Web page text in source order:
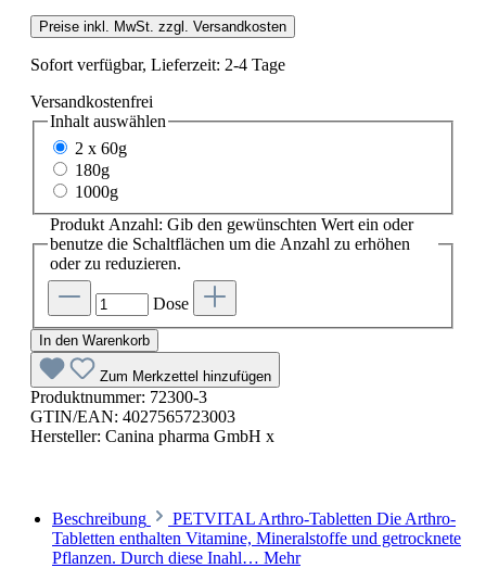
Preise inkl. MwSt. zzgl. Versandkosten
Sofort verfügbar, Lieferzeit: 2-4 Tage
Versandkostenfrei
Inhalt auswählen
2 x 60g
180g
1000g
Produkt Anzahl: Gib den gewünschten Wert ein oder
benutze die Schaltflächen um die Anzahl zu erhöhen
oder zu reduzieren.
Dose
In den Warenkorb
Zum Merkzettel hinzufügen
Produktnummer: 72300-3
GTIN/EAN: 4027565723003
Hersteller: Canina pharma GmbH x
Beschreibung
PETVITAL Arthro-Tabletten Die Arthro-
Tabletten enthalten Vitamine, Mineralstoffe und getrocknete
Pflanzen. Durch diese Inahl… Mehr